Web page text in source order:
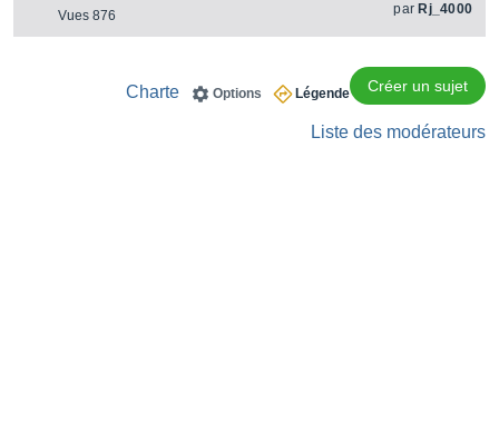
Vues 876
par Rj_4000
Créer un sujet
Légende
Options
Charte
Liste des modérateurs